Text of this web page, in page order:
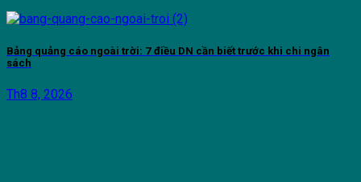
Bảng quảng cáo ngoài trời: 7 điều DN cần biết trước khi chi ngân
sách
Th8 8, 2026